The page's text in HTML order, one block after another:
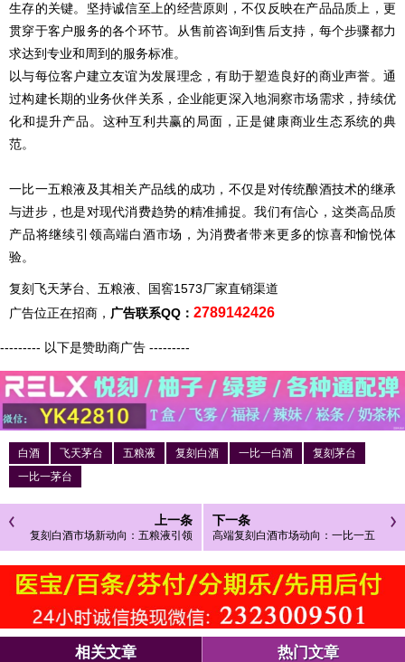
生存的关键。坚持诚信至上的经营原则，不仅反映在产品品质上，更
贯穿于客户服务的各个环节。从售前咨询到售后支持，每个步骤都力
求达到专业和周到的服务标准。
以与每位客户建立友谊为发展理念，有助于塑造良好的商业声誉。通
过构建长期的业务伙伴关系，企业能更深入地洞察市场需求，持续优
化和提升产品。这种互利共赢的局面，正是健康商业生态系统的典
范。
一比一五粮液及其相关产品线的成功，不仅是对传统酿酒技术的继承
与进步，也是对现代消费趋势的精准捕捉。我们有信心，这类高品质
产品将继续引领高端白酒市场，为消费者带来更多的惊喜和愉悦体
验。
复刻飞天茅台、五粮液、国窖1573厂家直销渠道
广告位正在招商， 广告联系QQ： 2789142426
--------- 以下是赞助商广告 ---------
白酒 飞天茅台 五粮液 复刻白酒 一比一白酒
复刻茅台
一比一茅台
上一条
复刻白酒市场新动向：五粮液引领
高端消费潮流
下一条
高端复刻白酒市场动向：一比一五
粮液茅台引领品质潮流
相关文章 热门文章